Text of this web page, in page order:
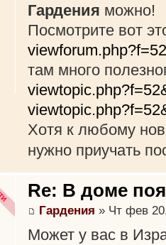
Гардения можно!
Посмотрите вот
там много
Хотя к любому
нужно приучать
Re: В доме
Гардения » Чт фев
Может у вас в